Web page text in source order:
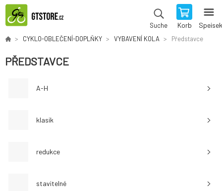
Suche Korb
CYKLO-OBLEČENÍ-DOPLŇKY VYBAVENÍ KOLA Představce
PŘEDSTAVCE
A-H
klasik
redukce
stavitelné